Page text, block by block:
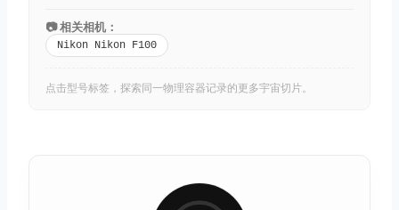
📷 相关相机：
Nikon Nikon F100
点击型号标签，探索同一物理容器记录的更多宇宙切片。